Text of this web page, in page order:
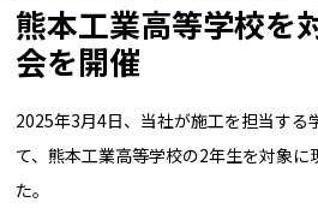
熊本工業高等学校を
会を開催
2025年3月4日、当社が施工を担当する
て、熊本工業高等学校の2年生を対象に
た。